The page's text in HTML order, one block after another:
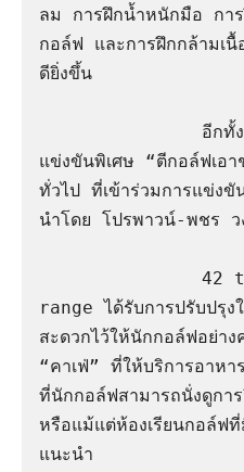
ลม การฝึกน้ำหนักมือ กา
กอล์ฟ และการฝึกกล้ามเนื้
ดียิ่งขึ้น
แข่งขันพิเศษ “ตีกอล์ฟเอ
ทั่วไป ที่เข้าร่วมการแข่ง
นำโดย โปรพาวน์-พชร ว
range ได้รับการปรับปรุง
สะดวกไว้ให้นักกอล์ฟอย่า
“คาเฟ่” ที่ให้บริการอาห
ที่นักกอล์ฟสามารถนั่งดูการ
หรือแม้แต่ห้องเรียนกอล์ฟ
แนะนำ